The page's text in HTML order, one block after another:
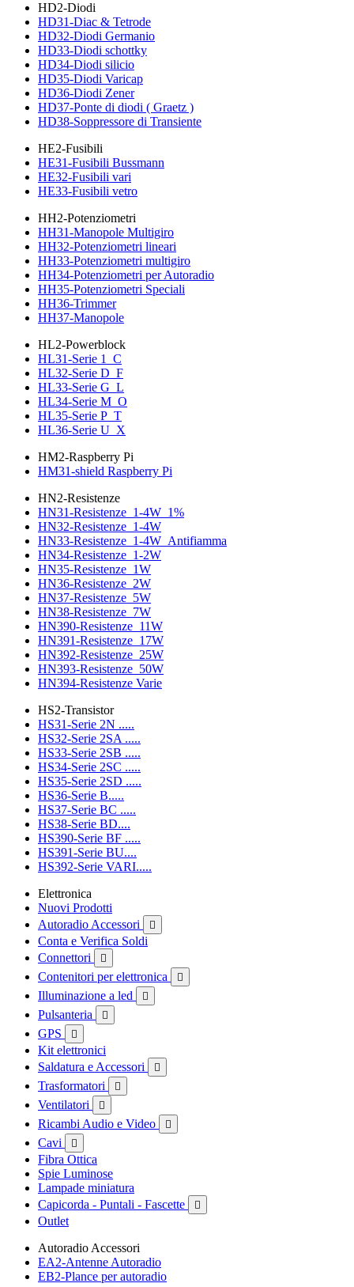
HD2-Diodi
HD31-Diac & Tetrode
HD32-Diodi Germanio
HD33-Diodi schottky
HD34-Diodi silicio
HD35-Diodi Varicap
HD36-Diodi Zener
HD37-Ponte di diodi ( Graetz )
HD38-Soppressore di Transiente
HE2-Fusibili
HE31-Fusibili Bussmann
HE32-Fusibili vari
HE33-Fusibili vetro
HH2-Potenziometri
HH31-Manopole Multigiro
HH32-Potenziometri lineari
HH33-Potenziometri multigiro
HH34-Potenziometri per Autoradio
HH35-Potenziometri Speciali
HH36-Trimmer
HH37-Manopole
HL2-Powerblock
HL31-Serie 1_C
HL32-Serie D_F
HL33-Serie G_L
HL34-Serie M_O
HL35-Serie P_T
HL36-Serie U_X
HM2-Raspberry Pi
HM31-shield Raspberry Pi
HN2-Resistenze
HN31-Resistenze_1-4W_1%
HN32-Resistenze_1-4W
HN33-Resistenze_1-4W_Antifiamma
HN34-Resistenze_1-2W
HN35-Resistenze_1W
HN36-Resistenze_2W
HN37-Resistenze_5W
HN38-Resistenze_7W
HN390-Resistenze_11W
HN391-Resistenze_17W
HN392-Resistenze_25W
HN393-Resistenze_50W
HN394-Resistenze Varie
HS2-Transistor
HS31-Serie 2N .....
HS32-Serie 2SA .....
HS33-Serie 2SB .....
HS34-Serie 2SC .....
HS35-Serie 2SD .....
HS36-Serie B.....
HS37-Serie BC .....
HS38-Serie BD....
HS390-Serie BF .....
HS391-Serie BU....
HS392-Serie VARI.....
Elettronica
Nuovi Prodotti
Autoradio Accessori

Conta e Verifica Soldi
Connettori

Contenitori per elettronica 
Illuminazione a led 
Pulsanteria 
GPS 
Kit elettronici
Saldatura e Accessori

Trasformatori 
Ventilatori 
Ricambi Audio e Video 
Cavi 
Fibra Ottica
Spie Luminose
Lampade miniatura
Capicorda - Puntali - Fascette

Outlet
Autoradio Accessori
EA2-Antenne Autoradio
EB2-Plance per autoradio